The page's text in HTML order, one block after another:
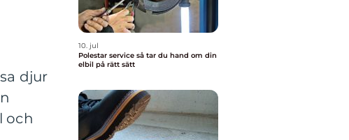
djur
och
10. jul
Polestar service så tar du hand om din
elbil på rätt sätt